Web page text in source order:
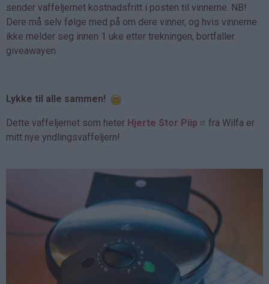
sender vaffeljernet kostnadsfritt i posten til vinnerne. NB!
Dere må selv følge med på om dere vinner, og hvis vinnerne
ikke melder seg innen 1 uke etter trekningen, bortfaller
giveawayen.
Lykke til alle sammen!
Dette vaffeljernet som heter Hjerte Stor Piip
fra Wilfa er
mitt nye yndlingsvaffeljern!